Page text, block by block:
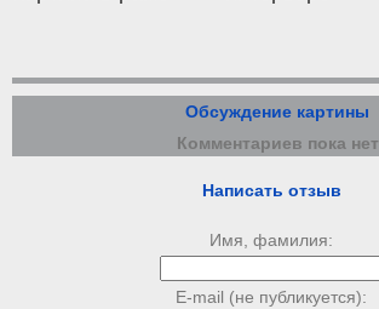
Обсуждение картины
Комментариев пока нет
Написать отзыв
Имя, фамилия:
E-mail (не публикуется):